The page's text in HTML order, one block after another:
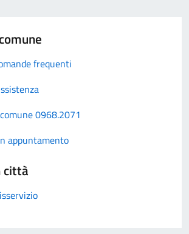
frequenti
0968.2071
appuntamento
città